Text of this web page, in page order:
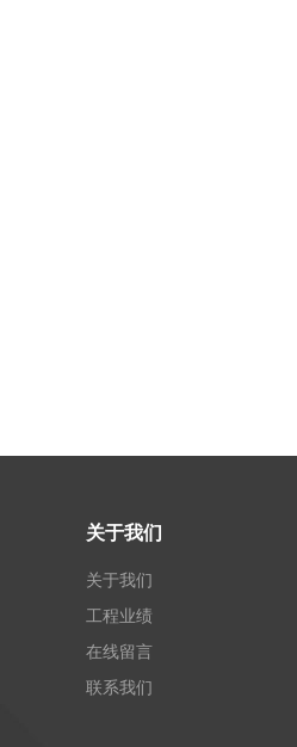
关于我们
关于我们
工程业绩
在线留言
联系我们